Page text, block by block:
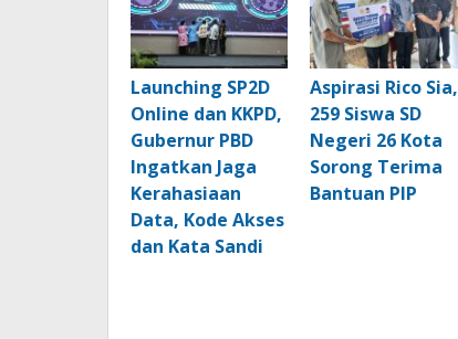
Launching SP2D
Online dan KKPD,
Gubernur PBD
Ingatkan Jaga
Kerahasiaan
Data, Kode Akses
dan Kata Sandi
Aspirasi Rico Sia,
259 Siswa SD
Negeri 26 Kota
Sorong Terima
Bantuan PIP